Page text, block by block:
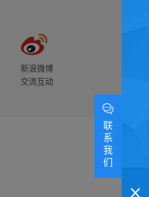
新浪微博
交流互动
联
系
我
们